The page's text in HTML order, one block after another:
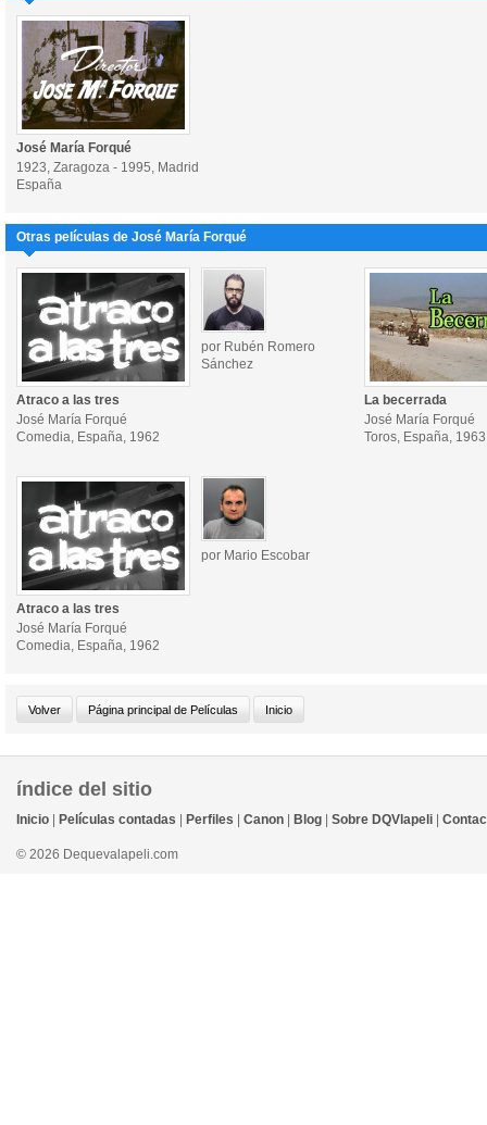
José María Forqué
1923, Zaragoza - 1995, Madrid
España
Otras películas de José María Forqué
por Rubén Romero
Sánchez
Atraco a las tres
José María Forqué
Comedia, España, 1962
La becerrada
José María Forqué
Toros, España, 1963
por Mario Escobar
Atraco a las tres
José María Forqué
Comedia, España, 1962
índice del sitio
Inicio Películas contadas Perfiles Canon Blog Sobre DQVlapeli
© 2026 Dequevalapeli.com